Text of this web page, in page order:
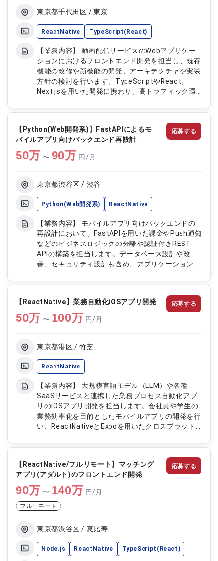
東京都千代田区 / 東京
ReactNative TypeScript(React)
【業務内容】 動画配信サービスのWebアプリケー
ションにおけるフロントエンド開発を担当し、既存
機能の改修や新機能の開発、アーキテクチャや実装
方針の検討を行います。TypeScriptやReact、
Next.jsを用いた開発に携わり、高トラフィック環
適なサービス提供を目指します。 【作業内容】 ・
TypeScript、React、Next.jsを用いたWebアプリ
ケーションのフロントエンド開発 ・既存機能の改
修、バグ修正、パフォーマンス改善 ・新規機能の
設計、実装、テスト ・アーキテクチャ設計への参
加、実装方針の提案
【Python(Web開発系)】FastAPIによるモ
バイルアプリ向けバックエンド再設計
50万 〜 90万 円/月
東京都渋谷区 / 渋谷
Python(Web開発系) ReactNative
【業務内容】 モバイルアプリ向けバックエンドの
再設計において、FastAPIを用いた課金やPush通知
などのビジネスロジックの分離や認証付きREST
APIの構築を担当します。データベース設計や改
善、セキュリティ設計も含め、アプリケーション層
質向上を図ります。 【作業内容】 ・FastAPIを用い
たバックエンドの設計および実装 ・課金・Push通
知などのビジネスロジック分離 ・モバイルアプリ
（React Native）向け認証付きREST API構築 ・
PostgreSQL/Supabaseを用いたデータ設計および
リティ設計
応募する
【ReactNative】業務自動化iOSアプリ開発
50万 〜 100万 円/月
東京都港区 / 竹芝
ReactNative
【業務内容】 大規模言語モデル（LLM）や各種
SaaSサービスと連携した業務プロセス自動化アプ
リのiOSアプリ開発を担当します。会社員や学生の
業務効率化を目的としたモバイルアプリの開発を行
い、ReactNativeとExpoを用いたクロスプラット
iOSアプリ開発チームと連携しながらアプリ機能の
設計から実装、テストまでを担当し、API連携によ
るデータ取得や処理機能の開発を行います。また将
来的な複数プロダクト展開を見据えた拡張性の高い
アプリ開発にも関わります。 【作業内容】 ・
ReactNativeとExpoを用いたiOSアプリ開発 ・LLM
およびSaaSサービスとのAPI連携機能の実装 ・外
の開発 ・iOSアプリ機能の設計 ・アプリ機能の実装
応募する
【ReactNative/フルリモート】マッチング
アプリ(アダルト)のフロントエンド開発
90万 〜 140万 円/月
フルリモート
東京都渋谷区 / 恵比寿
Node.js ReactNative TypeScript(React)
応募する